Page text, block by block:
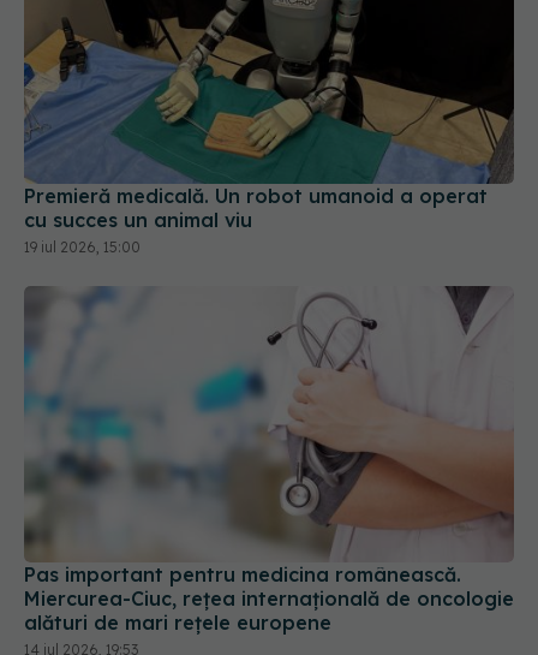
Premieră medicală. Un robot umanoid a operat
cu succes un animal viu
19 iul 2026, 15:00
Pas important pentru medicina românească.
Miercurea-Ciuc, rețea internațională de oncologie
alături de mari rețele europene
14 iul 2026, 19:53